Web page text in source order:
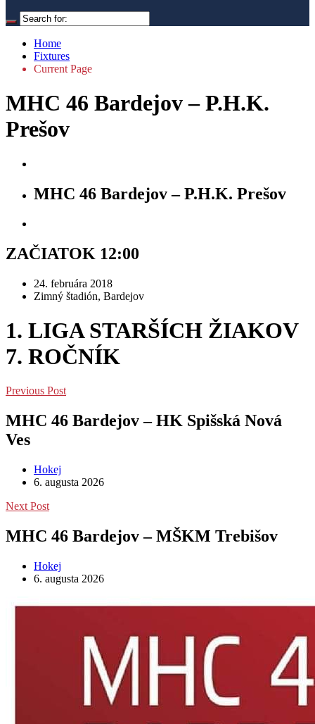
Home
Fixtures
Current Page
MHC 46 Bardejov – P.H.K.
Prešov
MHC 46 Bardejov – P.H.K. Prešov
ZAČIATOK 12:00
24. februára 2018
Zimný štadión, Bardejov
1. LIGA STARŠÍCH ŽIAKOV
7. ROČNÍK
Previous Post
MHC 46 Bardejov – HK Spišská Nová
Ves
Hokej
6. augusta 2026
Next Post
MHC 46 Bardejov – MŠKM Trebišov
Hokej
6. augusta 2026